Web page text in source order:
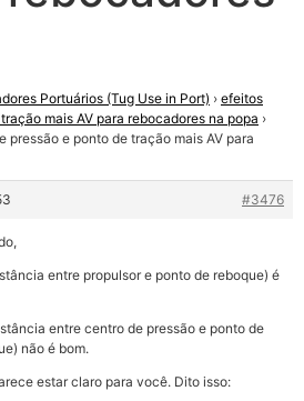
Portuários (Tug Use in Port) › efeitos
mais AV para rebocadores na popa ›
pressão e ponto de tração mais AV para
#3476
entre propulsor e ponto de reboque) é
entre centro de pressão e ponto de
não é bom.
estar claro para você. Dito isso: